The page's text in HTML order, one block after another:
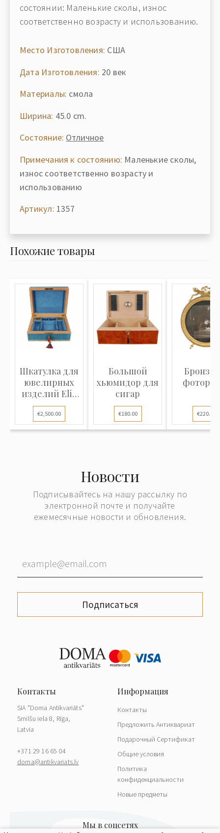
состоянии: Маленькие сколы, износ
соответственно возрасту и использованию.
Место Изготовления: США
Дата Изготовления: 20 век
Материалы: смола
Ширина: 45.0 cm.
Состояние: Отличное
Примечания к состоянию: Маленькие сколы,
износ соответственно возрасту и
использованию
Артикул: 1357
Похожие товары
Шкатулка для
ювелирных
изделий Elie
Bleu "Tab...
€2,500.00
Большой
хьюмидор для
сигар
€180.00 €220.00
Новости
Подписывайтесь на нашу рассылку по
электронной почте и получайте
ежемесячные новости и обновления.
Подписаться
SIA "Doma Antikvariāts"
Smilšu iela 8, Rīga,
Latvia
+371 29 16 65 04
doma@antikvariats.lv
Контакты
Предложить Антиквариат
Подарочный Сертификат
Общие условия
Политика
конфиденциальности
Новые предметы